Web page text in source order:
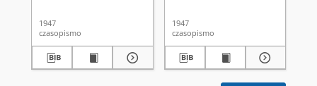
1947
czasopismo
1947
czasopismo